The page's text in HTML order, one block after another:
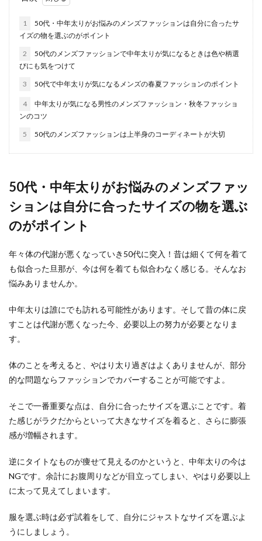
会社のおじさん社員がしつこい事に頭を悩ませて
いつもしてく...
彼氏ができる暗示？夢占いで知らない
皆さんは、男ウケのいいメイクは一体どんなメイ
クかご存知でしょうか。 世の中の男性たちが「か
旦那の仕事を聞いてくるママ友への対
ママ友に「旦那の仕事は何？」と聞かれて、戸惑
った経験のある方は多いと思います。 本当に仲良
然に仕上げる方法を紹介
化粧直しをするときには、どのような事に気をつ
けたらいいのでしょうか。化粧直しをしてもすぐ
1
50代・中年太りがお悩みのメンズファッションは自分に合ったサ
イズの物を選ぶのがポイント
2
50代のメンズファッションで中年太りが気になるときは色や柄選
びにも気をつけて
3 50代で中年太りが気になるメンズの春夏ファッションのポイント
4
中年太りが気になる男性のメンズファッション・秋冬ファッショ
ンのコツ
5 50代のメンズファッションは上半身のコーディネートが大切
50代・中年太りがお悩みのメンズファッ
ションは自分に合ったサイズの物を選ぶ
のがポイント
年々体の代謝が悪くなっていき50代に突入！昔は細くて何を着て
も似合った旦那が、今は何を着ても似合わなく感じる。そんなお
悩みありませんか。
中年太りは誰にでも訪れる可能性があります。そして昔の体に戻
すことは代謝が悪くなった今、必要以上の努力が必要となりま
す。
体のことを考えると、やはり太り過ぎはよくありませんが、部分
的な問題ならファッションでカバーすることが可能ですよ。
そこで一番重要な点は、自分に合ったサイズを選ぶことです。着
た感じがラクだからといって大きなサイズを着ると、さらに膨張
感が増幅されます。
逆にタイトなものが痩せて見えるのかというと、中年太りの今は
NGです。余計にお腹周りなどが目立ってしまい、やはり必要以上
に太って見えてしまいます。
服を選ぶ時は必ず試着をして、自分にジャストなサイズを選ぶよ
うにしましょう。